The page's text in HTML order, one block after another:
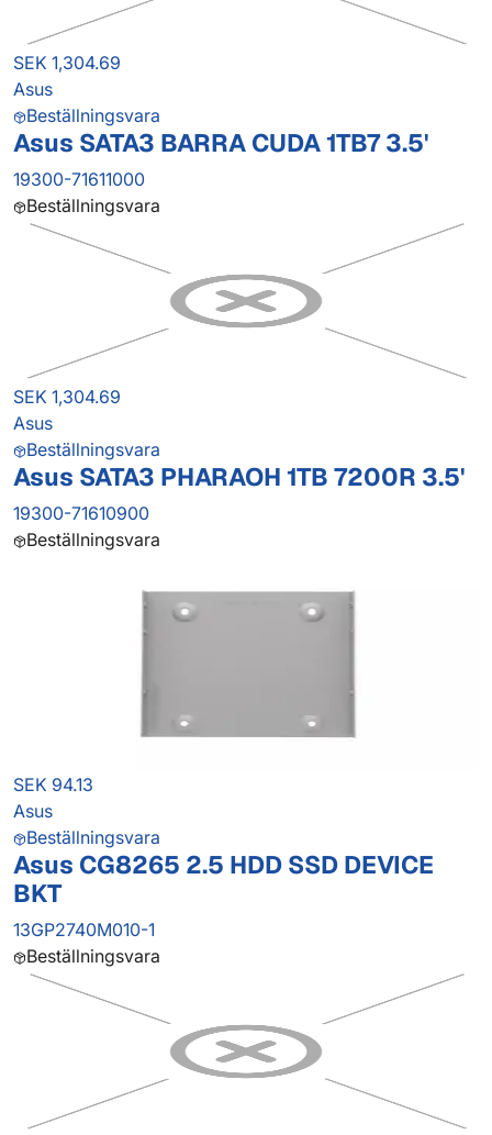
SEK 1,304.69
Asus
Beställningsvara
Asus SATA3 BARRA CUDA 1TB7 3.5'
19300-71611000
Beställningsvara
SEK 1,304.69
Asus
Beställningsvara
Asus SATA3 PHARAOH 1TB 7200R 3.5'
19300-71610900
Beställningsvara
SEK 94.13
Asus
Beställningsvara
Asus CG8265 2.5 HDD SSD DEVICE
BKT
13GP2740M010-1
Beställningsvara